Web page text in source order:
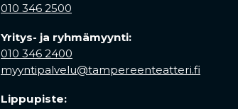
010 346 2500
Yritys- ja ryhmämyynti:
010 346 2400
myyntipalvelu@tampereenteatteri.fi
Lippupiste: